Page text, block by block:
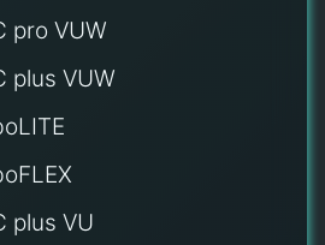
pro VUW
plus VUW
plus VU